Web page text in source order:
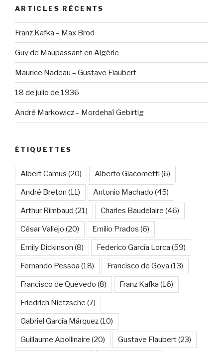
ARTICLES RÉCENTS
Franz Kafka – Max Brod
Guy de Maupassant en Algérie
Maurice Nadeau – Gustave Flaubert
18 de julio de 1936
André Markowicz – Mordehaï Gebirtig
ÉTIQUETTES
Albert Camus (20) Alberto Giacometti (6)
André Breton (11) Antonio Machado (45)
Arthur Rimbaud (21) Charles Baudelaire (46)
César Vallejo (20) Emilio Prados (6)
Emily Dickinson (8) Federico García Lorca (59)
Fernando Pessoa (18) Francisco de Goya (13)
Francisco de Quevedo (8) Franz Kafka (16)
Friedrich Nietzsche (7)
Gabriel García Márquez(10)
Guillaume Apollinaire (20) Gustave Flaubert(23)